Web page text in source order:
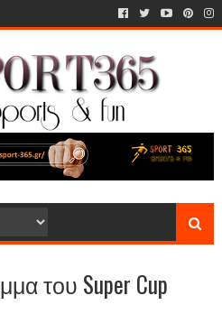
του Super Cup